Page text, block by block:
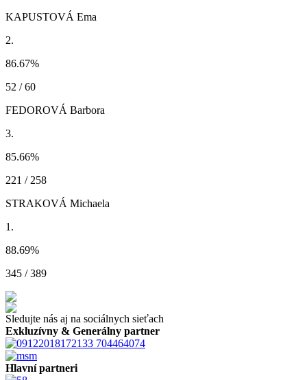
KAPUSTOVÁ Ema
2.
86.67%
52 / 60
FEDOROVÁ Barbora
3.
85.66%
221 / 258
STRAKOVÁ Michaela
1.
88.69%
345 / 389
Sledujte nás aj na sociálnych sieťach
Exkluzívny & Generálny partner
Hlavní partneri